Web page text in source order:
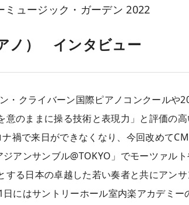
ュージック・ガーデン 2022
ノ） インタビュー
・クライバーン国際ピアノコンクールや
意のままに操る技術と表現力」と評価の
禍で来日ができなくなり、今回改めて
アンサンブル@TOKYO」でモーツァル
する日本の卓越した若い奏者と共にアン
にはサントリーホール室内楽アカデミー